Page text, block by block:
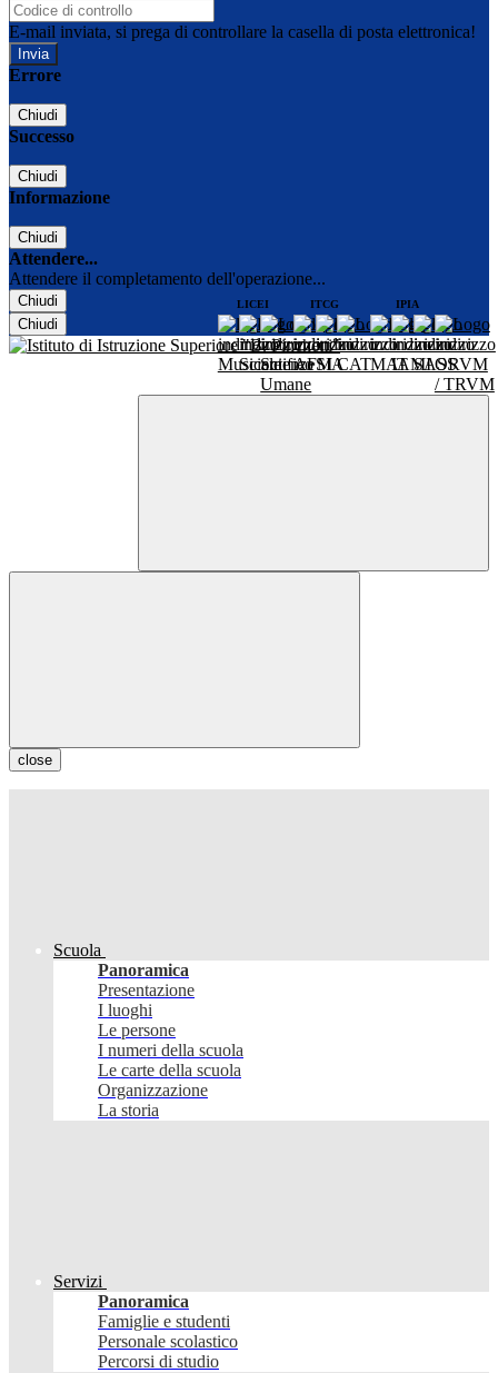
E-mail inviata, si prega di controllare la casella di posta elettronica!
Errore
Chiudi
Successo
Chiudi
Informazione
Chiudi
Attendere...
Attendere il completamento dell'operazione...
Chiudi
Chiudi
LICEI ITCG IPIA
close
Scuola
Panoramica
Presentazione
I luoghi
Le persone
I numeri della scuola
Le carte della scuola
Organizzazione
La storia
Servizi
Panoramica
Famiglie e studenti
Personale scolastico
Percorsi di studio